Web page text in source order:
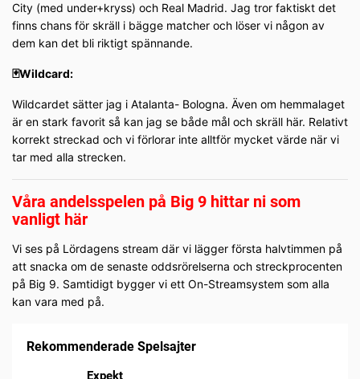
City (med under+kryss) och Real Madrid. Jag tror faktiskt det
finns chans för skräll i bägge matcher och löser vi någon av
dem kan det bli riktigt spännande.
🃏Wildcard:
Wildcardet sätter jag i Atalanta- Bologna. Även om hemmalaget
är en stark favorit så kan jag se både mål och skräll här. Relativt
korrekt streckad och vi förlorar inte alltför mycket värde när vi
tar med alla strecken.
Våra andelsspelen på Big 9 hittar ni som
vanligt här
Vi ses på Lördagens stream där vi lägger första halvtimmen på
att snacka om de senaste oddsrörelserna och streckprocenten
på Big 9. Samtidigt bygger vi ett On-Streamsystem som alla
kan vara med på.
Rekommenderade Spelsajter
Expekt